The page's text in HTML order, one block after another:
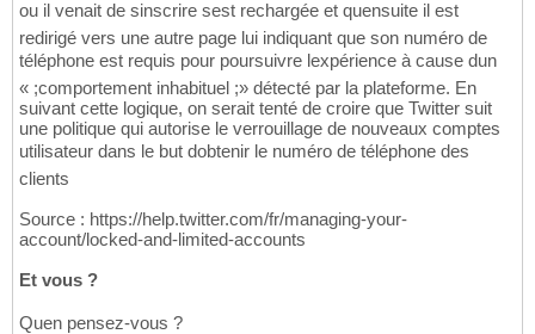
ou il venait de sinscrire sest rechargée et quensuite il est
redirigé vers une autre page lui indiquant que son numéro de
téléphone est requis pour poursuivre lexpérience à cause dun
« ;comportement inhabituel ;» détecté par la plateforme. En
suivant cette logique, on serait tenté de croire que Twitter suit
une politique qui autorise le verrouillage de nouveaux comptes
utilisateur dans le but dobtenir le numéro de téléphone des
clients
Source : https://help.twitter.com/fr/managing-your-
account/locked-and-limited-accounts
Et vous ?
Quen pensez-vous ?